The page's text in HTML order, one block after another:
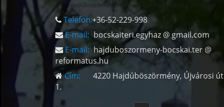
Hajdúböszörményi Bocskai Téri Református Gyülekezet
Telefon:+36-52-229-998
E-mail: bocskaiteri.egyhaz @ gmail.com
E-mail: hajduboszormeny-bocskai.ter @
reformatus.hu
Cím:
4220 Hajdúböszörmény, Újvárosi út
1.